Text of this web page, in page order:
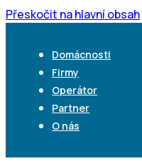
Přeskočit na hlavní obsah
Domácnosti
Firmy
Operátor
Partner
O nás